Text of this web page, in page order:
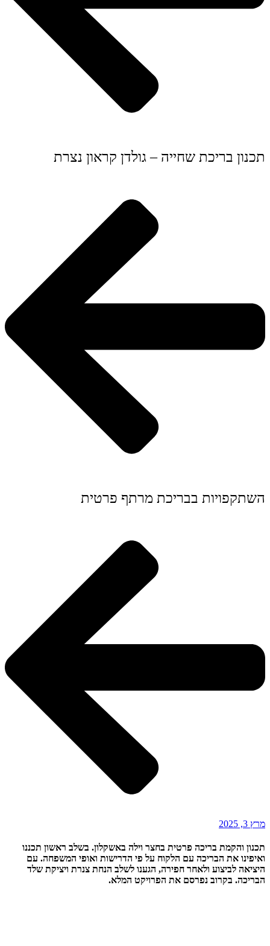
תכנון בריכת שחייה – גולדן קראון נצרת
השתקפויות בבריכת מרתף פרטית
מרץ 3, 2025
תכנון והקמת בריכה פרטית בחצר וילה באשקלון. בשלב ראשון תכננו
ואיפינו את הבריכה עם הלקוח על פי הדרישות ואופי המשפחה. עם
היציאה לביצוע ולאחר חפירה, הגענו לשלב הנחת צנרת ויציקת שלד
הבריכה. בקרוב נפרסם את הפרויקט המלא.